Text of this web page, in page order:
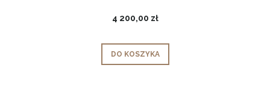
4 200,00 zł
DO KOSZYKA